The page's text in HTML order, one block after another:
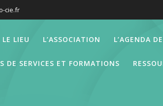
cie.fr
LE LIEU L’ASSOCIATION L’AGENDA
DE SERVICES ET FORMATIONS